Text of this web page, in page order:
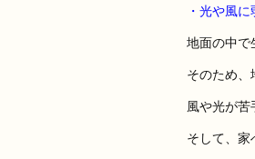
・光や風に
地面の中で
そのため、
風や光が苦
そして、家